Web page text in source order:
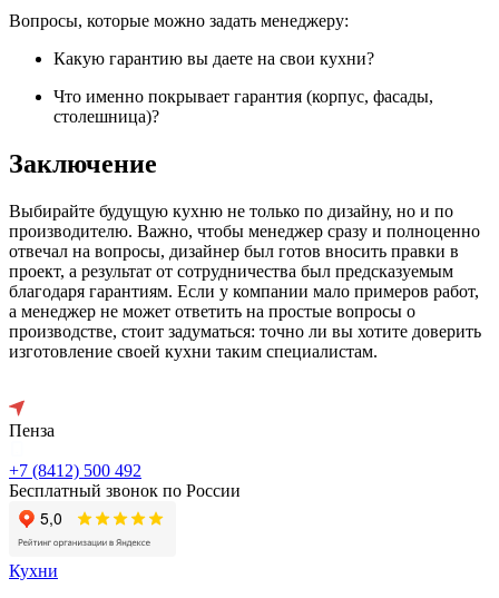
Вопросы, которые можно задать менеджеру:
Какую гарантию вы даете на свои кухни?
Что именно покрывает гарантия (корпус, фасады,
столешница)?
Заключение
Выбирайте будущую кухню не только по дизайну, но и по
производителю. Важно, чтобы менеджер сразу и полноценно
отвечал на вопросы, дизайнер был готов вносить правки в
проект, а результат от сотрудничества был предсказуемым
благодаря гарантиям. Если у компании мало примеров работ,
а менеджер не может ответить на простые вопросы о
производстве, стоит задуматься: точно ли вы хотите доверить
изготовление своей кухни таким специалистам.
Пенза
+7 (8412) 500 492
Бесплатный звонок по России
Кухни